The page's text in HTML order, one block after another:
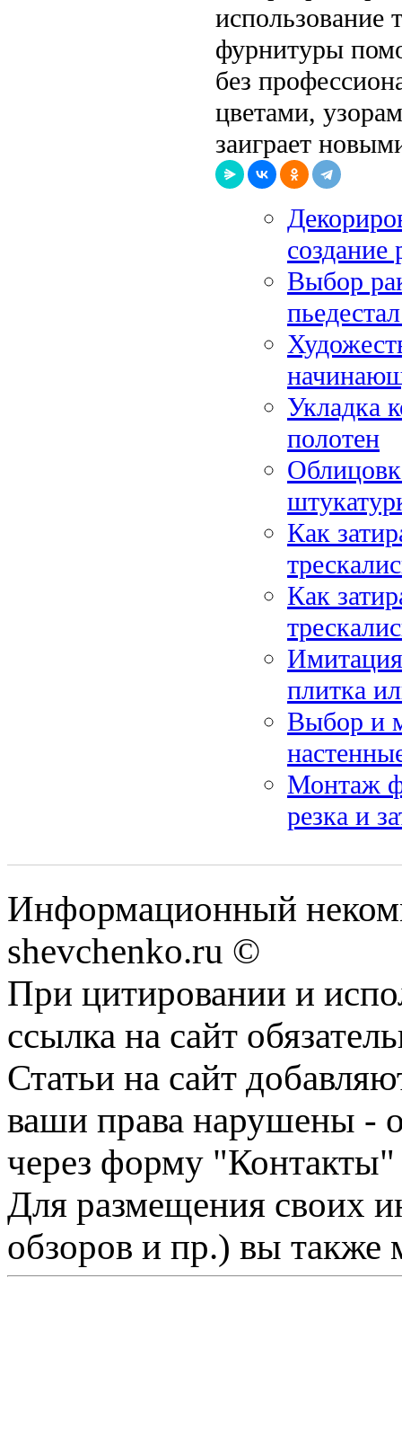
использование
фурнитуры
без
цветами,
заиграет
создание
Выбор
Укладка
полотен
Как
Как
плитка
Выбор и
Монтаж
резка и
Информационный
shevchenko.ru ©
При цитировании и
ссылка на сайт
Статьи на сайт
ваши права нарушены -
через форму "Контакты"
Для размещения своих
обзоров и пр.) вы также